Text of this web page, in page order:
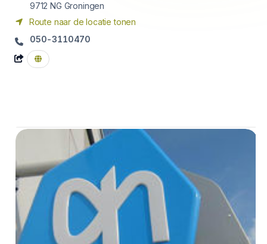
9712 NG Groningen
Route naar de locatie tonen
050-3110470